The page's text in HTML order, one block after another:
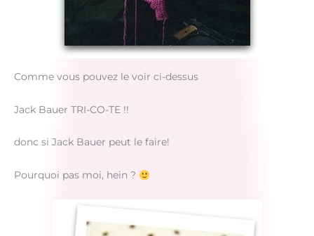
Comme vous pouvez le voir ci-dessus
Jack Bauer TRI-CO-TE !!
donc si Jack Bauer peut le faire!
Pourquoi pas moi, hein ?